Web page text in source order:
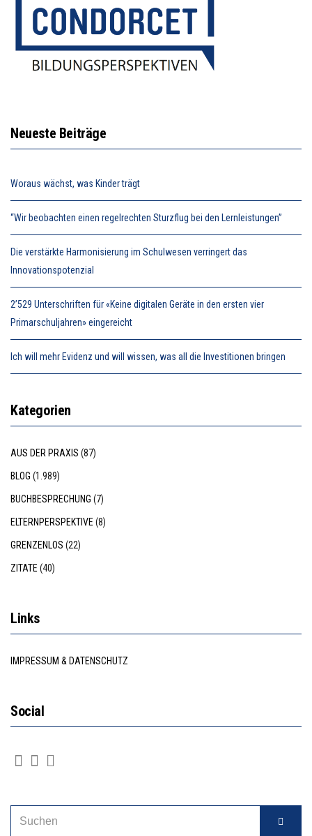
Neueste Beiträge
Woraus wächst, was Kinder trägt
“Wir beobachten einen regelrechten Sturzflug bei den Lernleistungen”
Die verstärkte Harmonisierung im Schulwesen verringert das
Innovationspotenzial
2’529 Unterschriften für «Keine digitalen Geräte in den ersten vier
Primarschuljahren» eingereicht
Ich will mehr Evidenz und will wissen, was all die Investitionen bringen
Kategorien
AUS DER PRAXIS (87)
BLOG (1.989)
BUCHBESPRECHUNG (7)
ELTERNPERSPEKTIVE (8)
GRENZENLOS (22)
ZITATE (40)
Links
IMPRESSUM & DATENSCHUTZ
Social